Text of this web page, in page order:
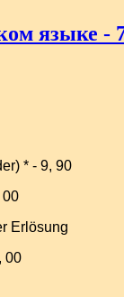
языке -
* - 9, 90
00
Erlösung
00